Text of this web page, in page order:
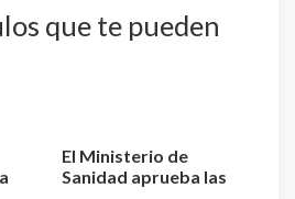
que te pueden
El Ministerio de
Sanidad aprueba las